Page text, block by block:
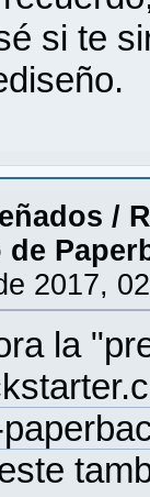
si te
/
2017,
la